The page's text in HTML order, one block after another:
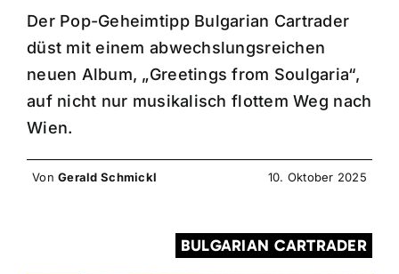
Der Pop-Geheimtipp Bulgarian Cartrader
düst mit einem abwechslungsreichen
neuen Album, „Greetings from Soulgaria“,
auf nicht nur musikalisch flottem Weg nach
Wien.
VonGerald Schmickl 10. Oktober 2025
BULGARIAN CARTRADER